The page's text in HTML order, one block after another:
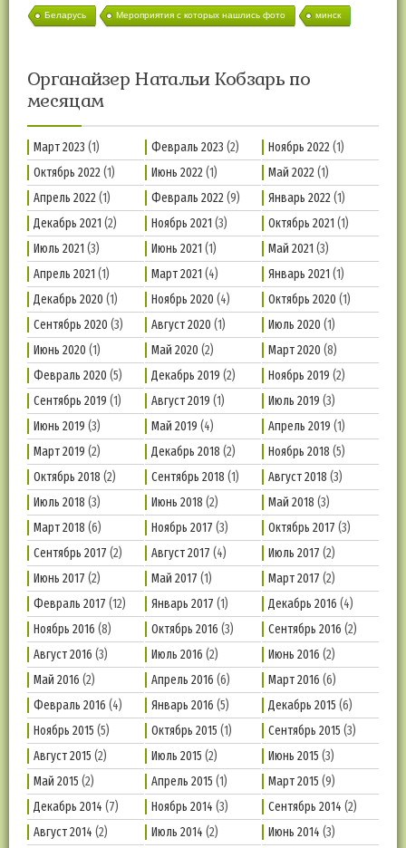
Беларусь Мероприятия с которых нашлись фото минск
Органайзер Натальи Кобзарь по
месяцам
Март 2023 (1) Февраль 2023 (2) Ноябрь 2022(1)
Октябрь 2022(1) Июнь 2022(1) Май 2022(1)
Апрель 2022(1) Февраль 2022(9) Январь 2022(1)
Декабрь 2021 (2) Ноябрь 2021 (3) Октябрь 2021 (1)
Июль 2021 (3) Июнь 2021 (1) Май 2021 (3)
Апрель 2021 (1) Март 2021 (4) Январь 2021 (1)
Декабрь 2020 (1) Ноябрь 2020 (4) Октябрь 2020 (1)
Сентябрь 2020 (3) Август 2020 (1) Июль 2020 (1)
Июнь 2020 (1) Май 2020 (2) Март 2020 (8)
Февраль 2020 (5) Декабрь 2019 (2) Ноябрь 2019 (2)
Сентябрь 2019 (1) Август 2019 (1) Июль 2019 (3)
Июнь 2019 (3) Май 2019 (4) Апрель 2019 (1)
Март 2019 (2) Декабрь 2018 (2) Ноябрь 2018 (5)
Октябрь 2018 (2) Сентябрь 2018 (1) Август 2018 (3)
Июль 2018 (3) Июнь 2018 (2) Май 2018 (3)
Март 2018 (6) Ноябрь 2017 (3) Октябрь 2017 (3)
Сентябрь 2017 (2) Август 2017 (4) Июль 2017 (2)
Июнь 2017 (2) Май 2017 (1) Март 2017 (2)
Февраль 2017 (12) Январь 2017 (1) Декабрь 2016 (4)
Ноябрь 2016 (8) Октябрь 2016 (3) Сентябрь 2016 (2)
Август 2016 (3) Июль 2016 (2) Июнь 2016 (2)
Май 2016 (2) Апрель 2016 (6) Март 2016 (6)
Февраль 2016 (4) Январь 2016 (5) Декабрь 2015 (6)
Ноябрь 2015 (5) Октябрь 2015 (1) Сентябрь 2015 (3)
Август 2015 (2) Июль 2015 (2) Июнь 2015 (3)
Май 2015 (2) Апрель 2015 (1) Март 2015 (9)
Декабрь 2014 (7) Ноябрь 2014 (3) Сентябрь 2014 (2)
Август 2014 (2) Июль 2014 (2) Июнь 2014 (3)